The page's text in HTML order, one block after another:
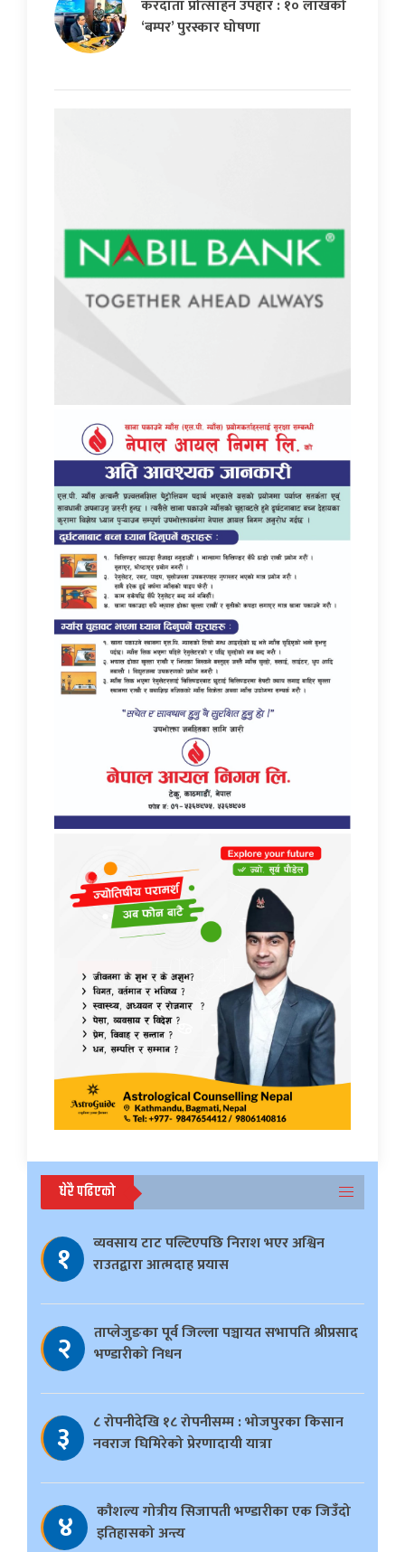
करदाता प्रोत्साहन उपहार : १० लाखको
‘बम्पर’ पुरस्कार घोषणा
धेरै पढिएको
१
व्यवसाय टाट पल्टिएपछि निराश भएर अश्विन
राउतद्वारा आत्मदाह प्रयास
२
ताप्लेजुङका पूर्व जिल्ला पञ्चायत सभापति श्रीप्रसाद
भण्डारीको निधन
३
८ रोपनीदेखि १८ रोपनीसम्म : भोजपुरका किसान
नवराज घिमिरेको प्रेरणादायी यात्रा
४
काैशल्य गोत्रीय सिजापती भण्डारीका एक जिउँदो
इतिहासको अन्त्य